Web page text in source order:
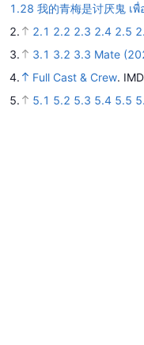
1.28 我的青梅是讨厌鬼 เ
2.
2.1 2.2 2.3 2.4 2.5
3.
3.1 3.2 3.3 Mate
4.
Full Cast & Crew.
5.
5.1 5.2 5.3 5.4 5.5